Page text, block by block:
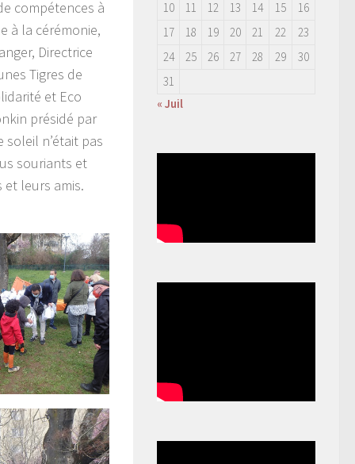
compétences à
à la cérémonie,
Directrice
Tigres de
et Eco
présidé par
soleil n’était pas
souriants et
leurs amis.
10
11 12 13 14 15
16
17
18 19 20 21 22
23
24
25 26 27 28 29
30
31
« Juil